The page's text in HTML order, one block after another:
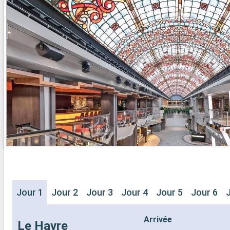
- Activités et divertissements pour
adultes, enfants et bébés
- Activités récréatives pour enfants
SERVICES
- Personnel qualifié multilingue
AUTRES PRIVILÈGES
- Points MSC Voyagers Club
- 20% de
prépayé
SPORT ET
-
Broadway
- Espace
-
- Salle de
panoramique
- Activités
adultes,
- Activités
SERVICES
- Personnel
Jour 1 Jour 2 Jour 3 Jour 4 Jour 5 Jour 6
Le Havre
Arrivée